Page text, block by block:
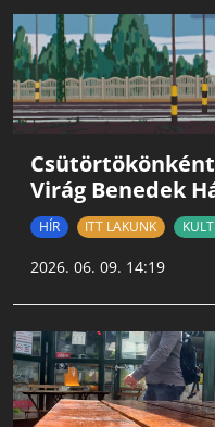
Virág Benedek
HÍR ITT LAKUNK
2026. 06. 09. 14:19